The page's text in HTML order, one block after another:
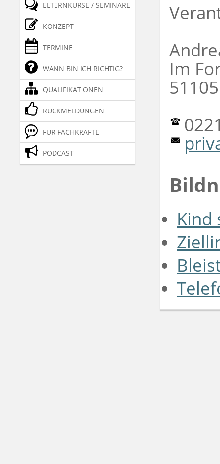
ELTERNKURSE / SEMINARE
KONZEPT
TERMINE
WANN BIN ICH RICHTIG?
QUALIFIKATIONEN
RÜCKMELDUNGEN
FÜR FACHKRÄFTE
PODCAST
Im
Kind